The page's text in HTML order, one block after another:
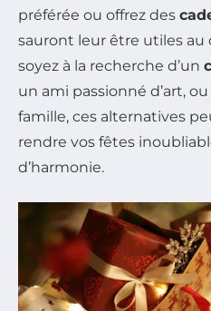
préférée ou offrez des
sauront leur être utiles au
soyez à la recherche d’un
un ami passionné d’art,
famille, ces alternatives
rendre vos fêtes
d’harmonie.